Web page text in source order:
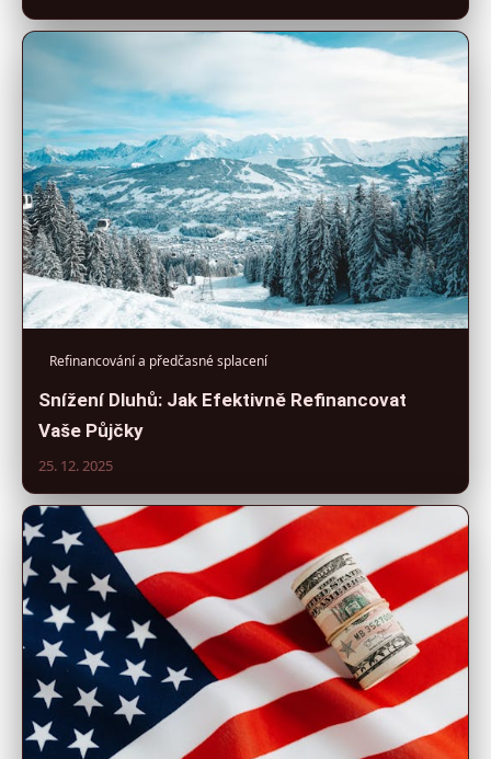
Refinancování a předčasné splacení
Snížení Dluhů: Jak Efektivně Refinancovat
Vaše Půjčky
25. 12. 2025